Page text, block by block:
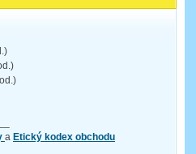
a Etický kodex obchodu